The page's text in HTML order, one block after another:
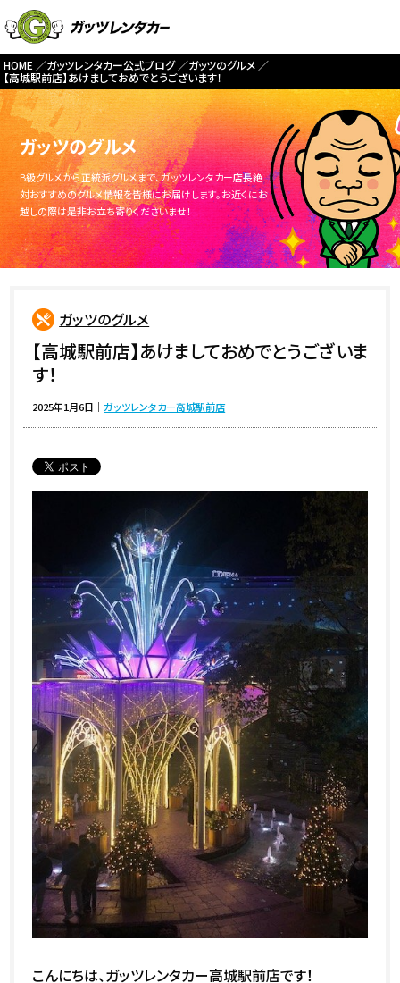
HOME ガッツレンタカー公式ブログ
ガッツのグルメ
【高城駅前店】あけましておめでとうございます！
ガッツのグルメ
B級グルメから正統派グルメまで、ガッツレンタカー店長絶
対おすすめのグルメ情報を皆様にお届けします。お近くにお
越しの際は是非お立ち寄りくださいませ！
ガッツのグルメ
【高城駅前店】あけましておめでとうございま
す！
2025年1月6日 ｜ガッツレンタカー高城駅前店
こんにちは、ガッツレンタカー高城駅前店です！